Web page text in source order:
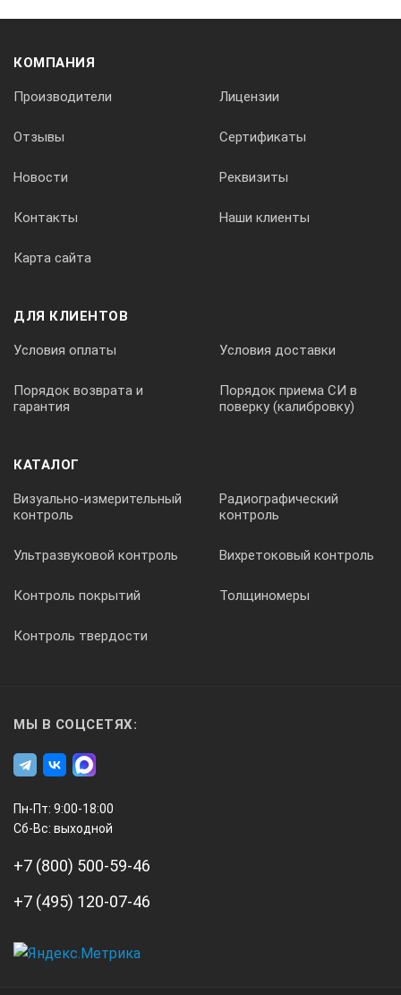
КОМПАНИЯ
Производители Лицензии
Отзывы Сертификаты
Новости Реквизиты
Контакты Наши клиенты
Карта сайта
ДЛЯ КЛИЕНТОВ
Условия оплаты Условия доставки
Порядок возврата и
гарантия
Порядок приема СИ в
поверку (калибровку)
КАТАЛОГ
Визуально-измерительный
контроль
Радиографический
контроль
Ультразвуковой контроль Вихретоковый контроль
Контроль покрытий Толщиномеры
Контроль твердости
МЫ В СОЦСЕТЯХ:
Пн-Пт: 9:00-18:00
Сб-Вс: выходной
+7 (800) 500-59-46
+7 (495) 120-07-46